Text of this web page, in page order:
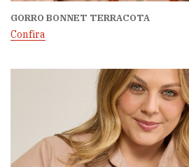
GORRO BONNET TERRACOTA
Confira